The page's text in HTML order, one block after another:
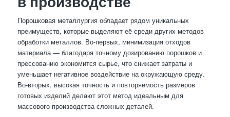
Порошковая металлургия обладает рядом уникальных
преимуществ, которые выделяют её среди других методов
обработки металлов. Во-первых, минимизация отходов
материала — благодаря точному дозированию порошков и
прессованию экономится сырье, что снижает затраты и
уменьшает негативное воздействие на окружающую среду.
Во-вторых, высокая точность и повторяемость размеров
готовых изделий делают этот метод идеальным для
массового производства сложных деталей.